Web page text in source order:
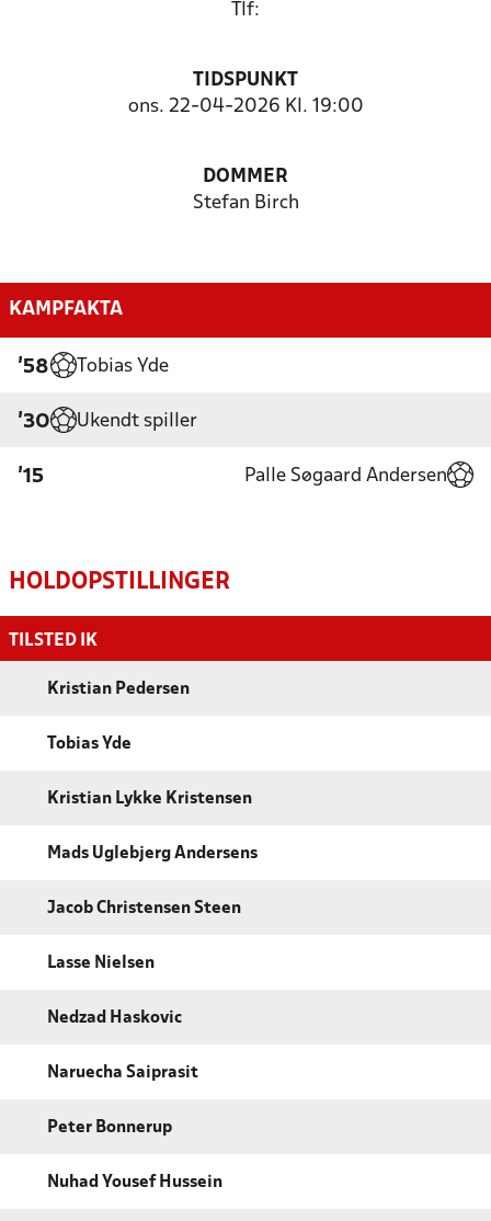
Tlf:
TIDSPUNKT
ons. 22-04-2026 Kl. 19:00
DOMMER
Stefan Birch
KAMPFAKTA
'58 Tobias Yde
'30 Ukendt spiller
'15 Palle Søgaard Andersen
HOLDOPSTILLINGER
TILSTED IK
Kristian Pedersen
Tobias Yde
Kristian Lykke Kristensen
Mads Uglebjerg Andersens
Jacob Christensen Steen
Lasse Nielsen
Nedzad Haskovic
Naruecha Saiprasit
Peter Bonnerup
Nuhad Yousef Hussein